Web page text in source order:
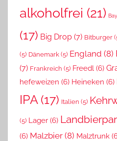
alkoholfrei (21)
(17) Big Drop (7) Bitburger
(5) Dänemark (5) England (8)
(7) Frankreich (5) Freedl (6)
hefeweizen (6) Heineken (6)
IPA (17) Italien (5)
(5) Lager (6)
(6) Malzbier (8) Malztrunk